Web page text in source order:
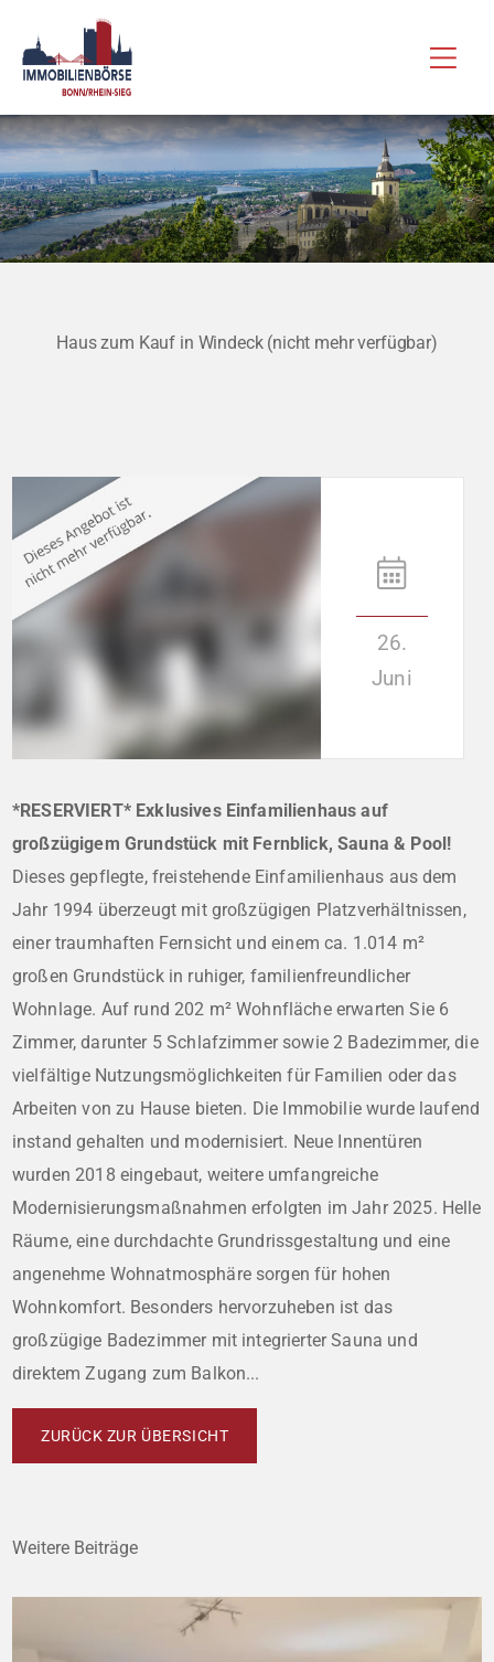
Inhalt
springen
Haus zum Kauf in Windeck (nicht mehr verfügbar)
26.
Juni
*RESERVIERT* Exklusives Einfamilienhaus auf
großzügigem Grundstück mit Fernblick, Sauna & Pool!
Dieses gepflegte, freistehende Einfamilienhaus aus dem
Jahr 1994 überzeugt mit großzügigen Platzverhältnissen,
einer traumhaften Fernsicht und einem ca. 1.014 m²
großen Grundstück in ruhiger, familienfreundlicher
Wohnlage. Auf rund 202 m² Wohnfläche erwarten Sie 6
Zimmer, darunter 5 Schlafzimmer sowie 2 Badezimmer, die
vielfältige Nutzungsmöglichkeiten für Familien oder das
Arbeiten von zu Hause bieten. Die Immobilie wurde laufend
instand gehalten und modernisiert. Neue Innentüren
wurden 2018 eingebaut, weitere umfangreiche
Modernisierungsmaßnahmen erfolgten im Jahr 2025. Helle
Räume, eine durchdachte Grundrissgestaltung und eine
angenehme Wohnatmosphäre sorgen für hohen
Wohnkomfort. Besonders hervorzuheben ist das
großzügige Badezimmer mit integrierter Sauna und
direktem Zugang zum Balkon...
ZURÜCK ZUR ÜBERSICHT
Weitere Beiträge